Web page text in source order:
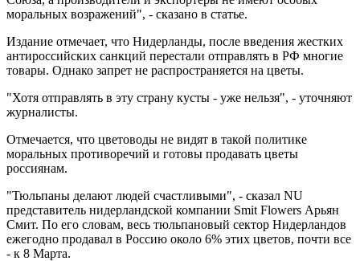
моральных возражений", - сказано в статье.
Издание отмечает, что Нидерланды, после введения жестких
антироссийских санкций перестали отправлять в РФ многие
товары. Однако запрет не распространяется на цветы.
"Хотя отправлять в эту страну кусты - уже нельзя", - уточняют
журналисты.
Отмечается, что цветоводы не видят в такой политике
моральных противоречий и готовы продавать цветы
россиянам.
"Тюльпаны делают людей счастливыми", - сказал NU
представитель нидерландской компании Smit Flowers Арьян
Смит. По его словам, весь тюльпановый сектор Нидерландов
ежегодно продавал в Россию около 6% этих цветов, почти все
- к 8 Марта.